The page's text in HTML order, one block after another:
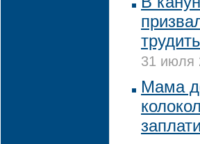
31 июля
Мама